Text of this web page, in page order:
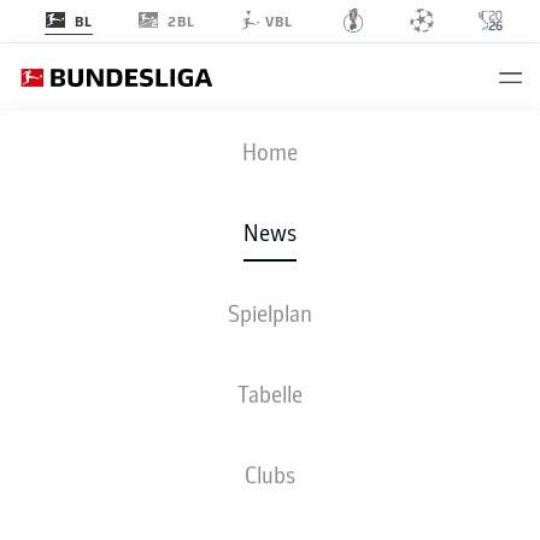
BL 2BL VBL
Home
News
Spielplan
Tabelle
Clubs
FREIBURG FEIERT UND SPIELT WIEDER IN